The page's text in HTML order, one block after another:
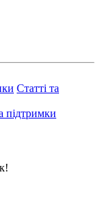
Статті та
підтримки